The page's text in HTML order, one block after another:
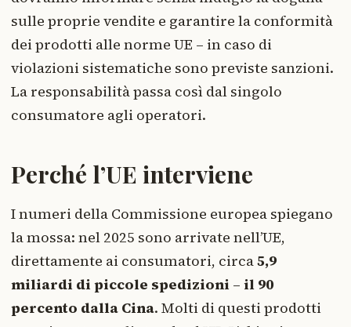
sulle proprie vendite e garantire la conformità
dei prodotti alle norme UE – in caso di
violazioni sistematiche sono previste sanzioni.
La responsabilità passa così dal singolo
consumatore agli operatori.
Perché l’UE interviene
I numeri della Commissione europea spiegano
la mossa: nel 2025 sono arrivate nell’UE,
direttamente ai consumatori, circa5,9
miliardi di piccole spedizioni – il 90
percento dalla Cina. Molti di questi prodotti